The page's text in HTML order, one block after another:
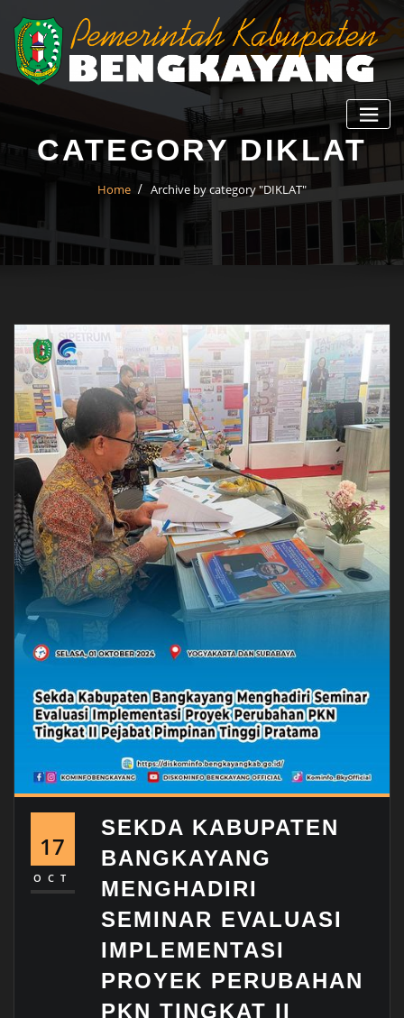
CATEGORY DIKLAT
Home Archive by category "DIKLAT"
17
OCT
SEKDA KABUPATEN
BANGKAYANG
MENGHADIRI
SEMINAR EVALUASI
IMPLEMENTASI
PROYEK PERUBAHAN
PKN TINGKAT II